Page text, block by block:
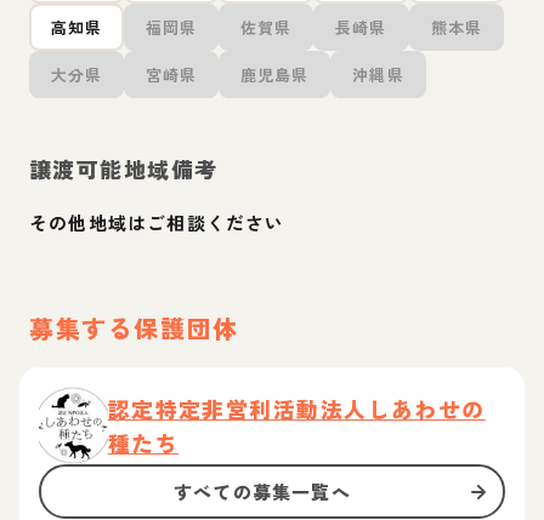
高知県 福岡県 佐賀県 長崎県 熊本県
大分県 宮崎県 鹿児島県 沖縄県
譲渡可能地域備考
その他地域はご相談ください
募集する保護団体
認定特定非営利活動法人しあわせの
種たち
すべての募集一覧へ